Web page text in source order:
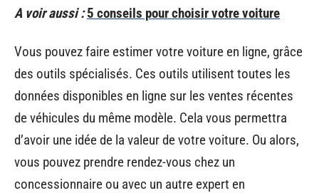
A voir aussi : 5 conseils pour choisir votre voiture
Vous pouvez faire estimer votre voiture en ligne, grâce
des outils spécialisés. Ces outils utilisent toutes les
données disponibles en ligne sur les ventes récentes
de véhicules du même modèle. Cela vous permettra
d’avoir une idée de la valeur de votre voiture. Ou alors,
vous pouvez prendre rendez-vous chez un
concessionnaire ou avec un autre expert en